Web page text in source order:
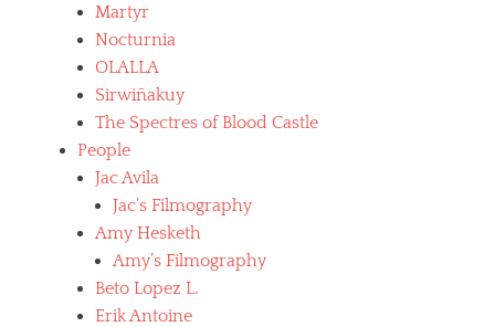
Martyr
Nocturnia
OLALLA
Sirwiñakuy
The Spectres of Blood Castle
People
Jac Avila
Jac’s Filmography
Amy Hesketh
Amy’s Filmography
Beto Lopez L.
Erik Antoine